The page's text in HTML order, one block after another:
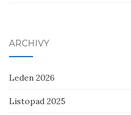
ARCHIVY
Leden 2026
Listopad 2025